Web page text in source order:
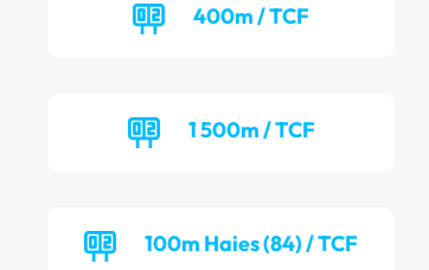
400m / TCF
1 500m / TCF
100m Haies (84) / TCF